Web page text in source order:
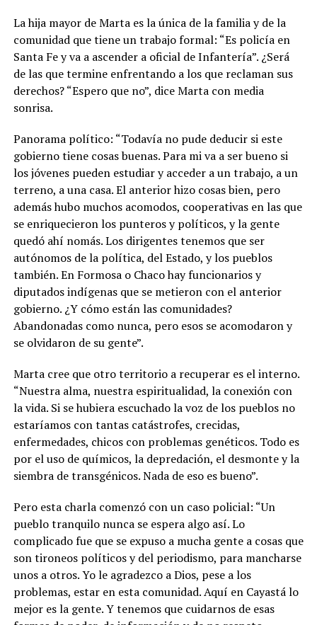
La hija mayor de Marta es la única de la familia y de la
comunidad que tiene un trabajo formal: “Es policía en
Santa Fe y va a ascender a oficial de Infantería”. ¿Será
de las que termine enfrentando a los que reclaman sus
derechos? “Espero que no”, dice Marta con media
sonrisa.
Panorama político: “Todavía no pude deducir si este
gobierno tiene cosas buenas. Para mi va a ser bueno si
los jóvenes pueden estudiar y acceder a un trabajo, a un
terreno, a una casa. El anterior hizo cosas bien, pero
además hubo muchos acomodos, cooperativas en las que
se enriquecieron los punteros y políticos, y la gente
quedó ahí nomás.Los dirigentes tenemos que ser
autónomos de la política, del Estado, y los pueblos
también. En Formosa o Chaco hay funcionarios y
diputados indígenas que se metieron con el anterior
gobierno. ¿Y cómo están las comunidades?
Abandonadas como nunca, pero esos se acomodaron y
se olvidaron de su gente”.
Marta cree que otro territorio a recuperar es el interno.
“Nuestra alma, nuestra espiritualidad, la conexión con
la vida. Si se hubiera escuchado la voz de los pueblos no
estaríamos con tantas catástrofes, crecidas,
enfermedades, chicos con problemas genéticos. Todo es
por el uso de químicos, la depredación, el desmonte y la
siembra de transgénicos. Nada de eso es bueno”.
Pero esta charla comenzó con un caso policial: “Un
pueblo tranquilo nunca se espera algo así. Lo
complicado fue que se expuso a mucha gente a cosas que
son tironeos políticos y del periodismo, para mancharse
unos a otros. Yo le agradezco a Dios, pese a los
problemas, estar en esta comunidad. Aquí en Cayastá lo
mejor es la gente. Y tenemos que cuidarnos de esas